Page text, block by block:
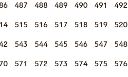
487 488 489 490 491 492
515 516 517 518 519 520
543 544 545 546 547 548
571 572 573 574 575 576